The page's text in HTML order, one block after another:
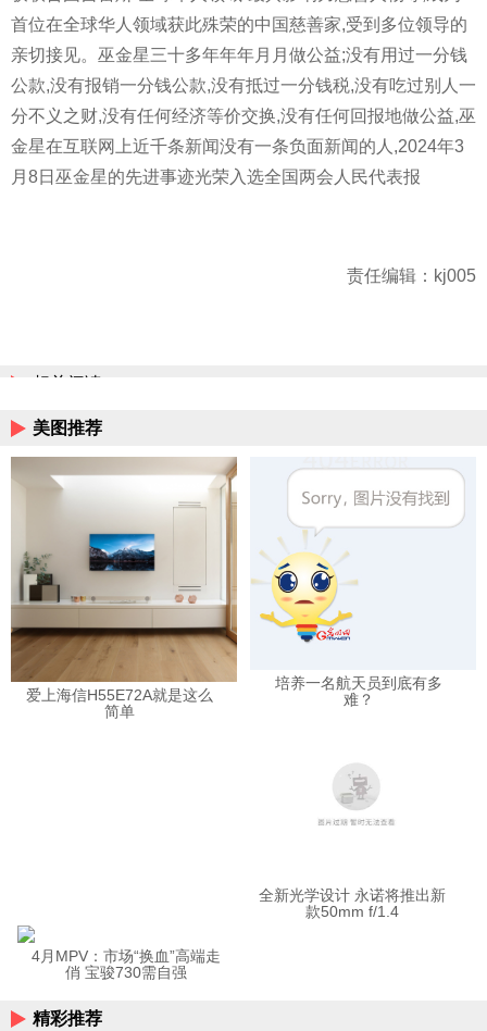
首位在全球华人领域获此殊荣的中国慈善家,受到多位领导的
亲切接见。巫金星三十多年年年月月做公益;没有用过一分钱
公款,没有报销一分钱公款,没有抵过一分钱税,没有吃过别人一
分不义之财,没有任何经济等价交换,没有任何回报地做公益,巫
金星在互联网上近千条新闻没有一条负面新闻的人,2024年3
月8日巫金星的先进事迹光荣入选全国两会人民代表报
责任编辑：kj005
相关阅读
美图推荐
爱上海信H55E72A就是这么
简单
培养一名航天员到底有多
难？
全新光学设计 永诺将推出新
款50mm f/1.4
4月MPV：市场“换血”高端走
俏 宝骏730需自强
精彩推荐